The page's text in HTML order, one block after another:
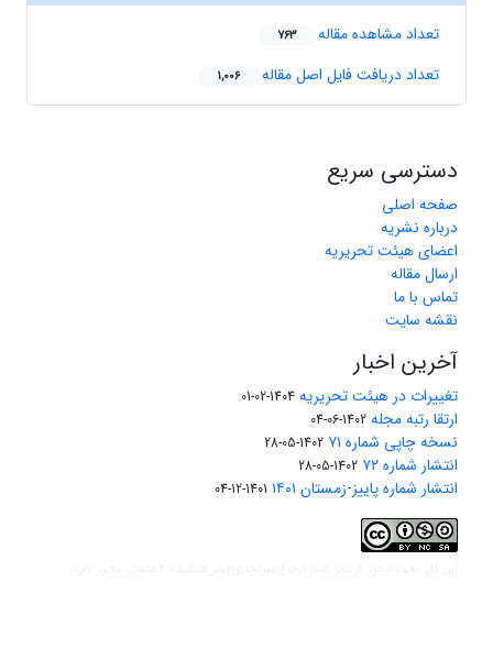
تعداد مشاهده مقاله 763
تعداد دریافت فایل اصل مقاله 1,006
دسترسی سریع
صفحه اصلی
درباره نشریه
اعضای هیئت تحریریه
ارسال مقاله
تماس با ما
نقشه سایت
آخرین اخبار
تغییرات در هیئت تحریریه 1404-02-01
ارتقا رتبه مجله 1402-06-04
نسخه چاپی شماره ۷۱ 1402-05-28
انتشار شماره ۷۲ 1402-05-28
انتشار شماره پاییز-زمستان ۱۴۰۱ 1401-12-04